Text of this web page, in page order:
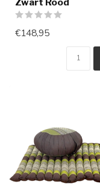
€148,95